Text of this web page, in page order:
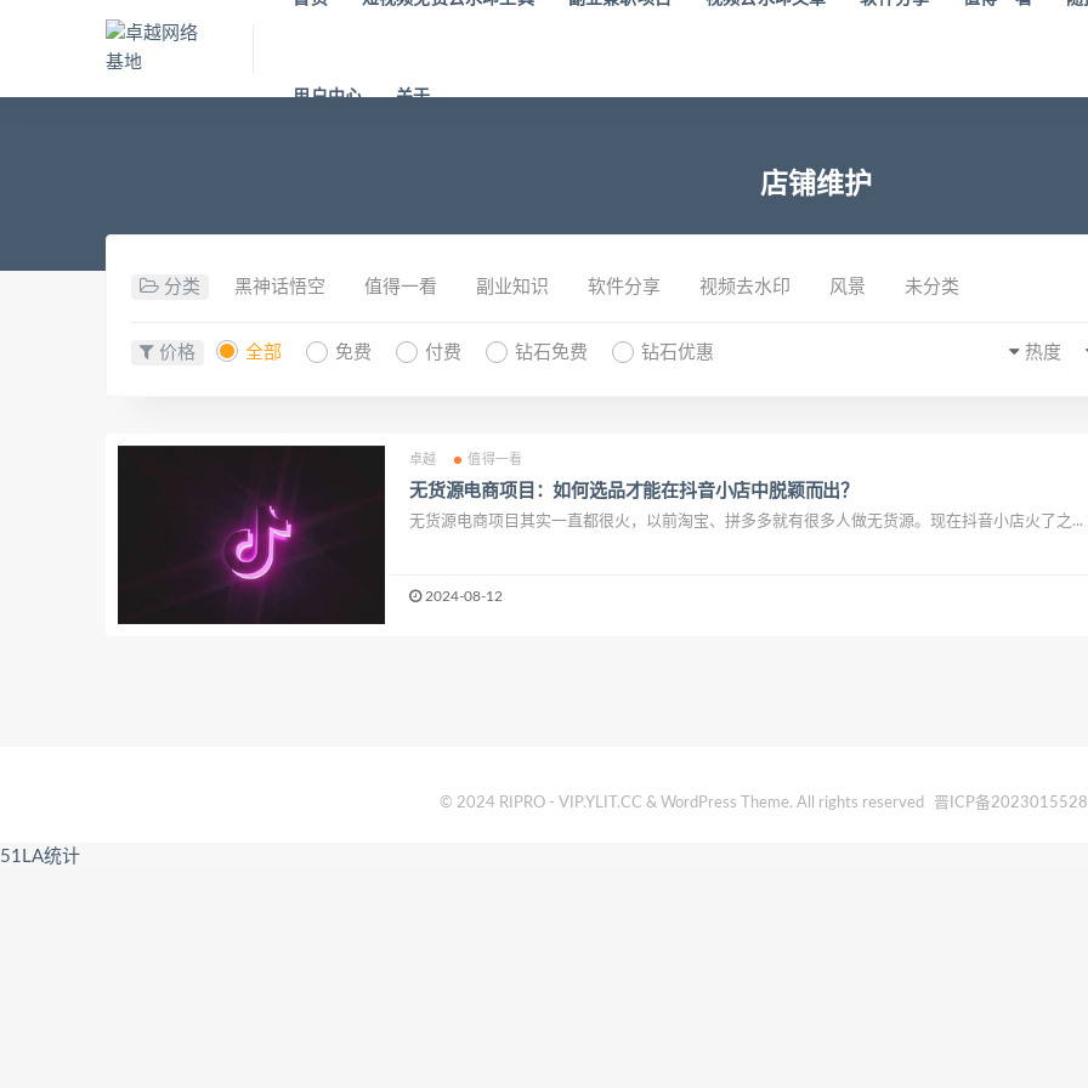
用户中心 关于
店铺维护
分类 黑神话悟空 值得一看 副业知识 软件分享 视频去水印 风景 未分类
价格 全部 免费 付费 钻石免费 钻石优惠 热度
卓越 值得一看
无货源电商项目：如何选品才能在抖音小店中脱颖而出？
无货源电商项目其实一直都很火，以前淘宝、拼多多就有很多人做无货源。现在抖音小店火了之...
2024-08-12
© 2024 RIPRO - VIP.YLIT.CC & WordPress Theme. All rights reserved 晋ICP备
51LA统计